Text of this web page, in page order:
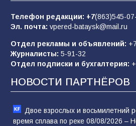
отчаяние, а не разведка
83 02.08.2026
Командовал боем до
60 05.08.2026
Телефон редакции: +7(863)545-
Эл. почта: vpered-bataysk@mail.ru
Отдел рекламы и объявлений:
Журналисты: 5-91-32
Отдел подписки и бухгалтерия:
НОВОСТИ ПАРТНЁРОВ
Двое взрослых и восьмилетний
время сплава по реке 08/08/2026 –